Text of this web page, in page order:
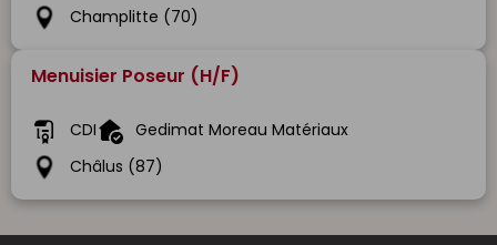
Champlitte (70)
Menuisier Poseur (H/F)
CDI
Gedimat Moreau Matériaux
Châlus (87)